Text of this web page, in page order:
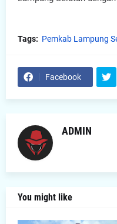
Tags: Pemkab Lampung
Facebook
ADMIN
You might like